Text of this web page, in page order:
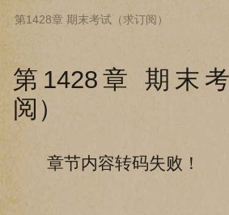
下拉阅读上一章
第1428章 期末
阅）
章节内容转码失败！
第1428章 期末考试（求订阅）